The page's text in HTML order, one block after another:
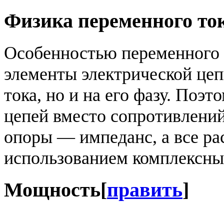
Физика переменного
Особенностью переменного
элементы электрической
тока, но и на его фазу.
цепей вместо
опоры — импеданс, а все
использованием
Мощность[править]